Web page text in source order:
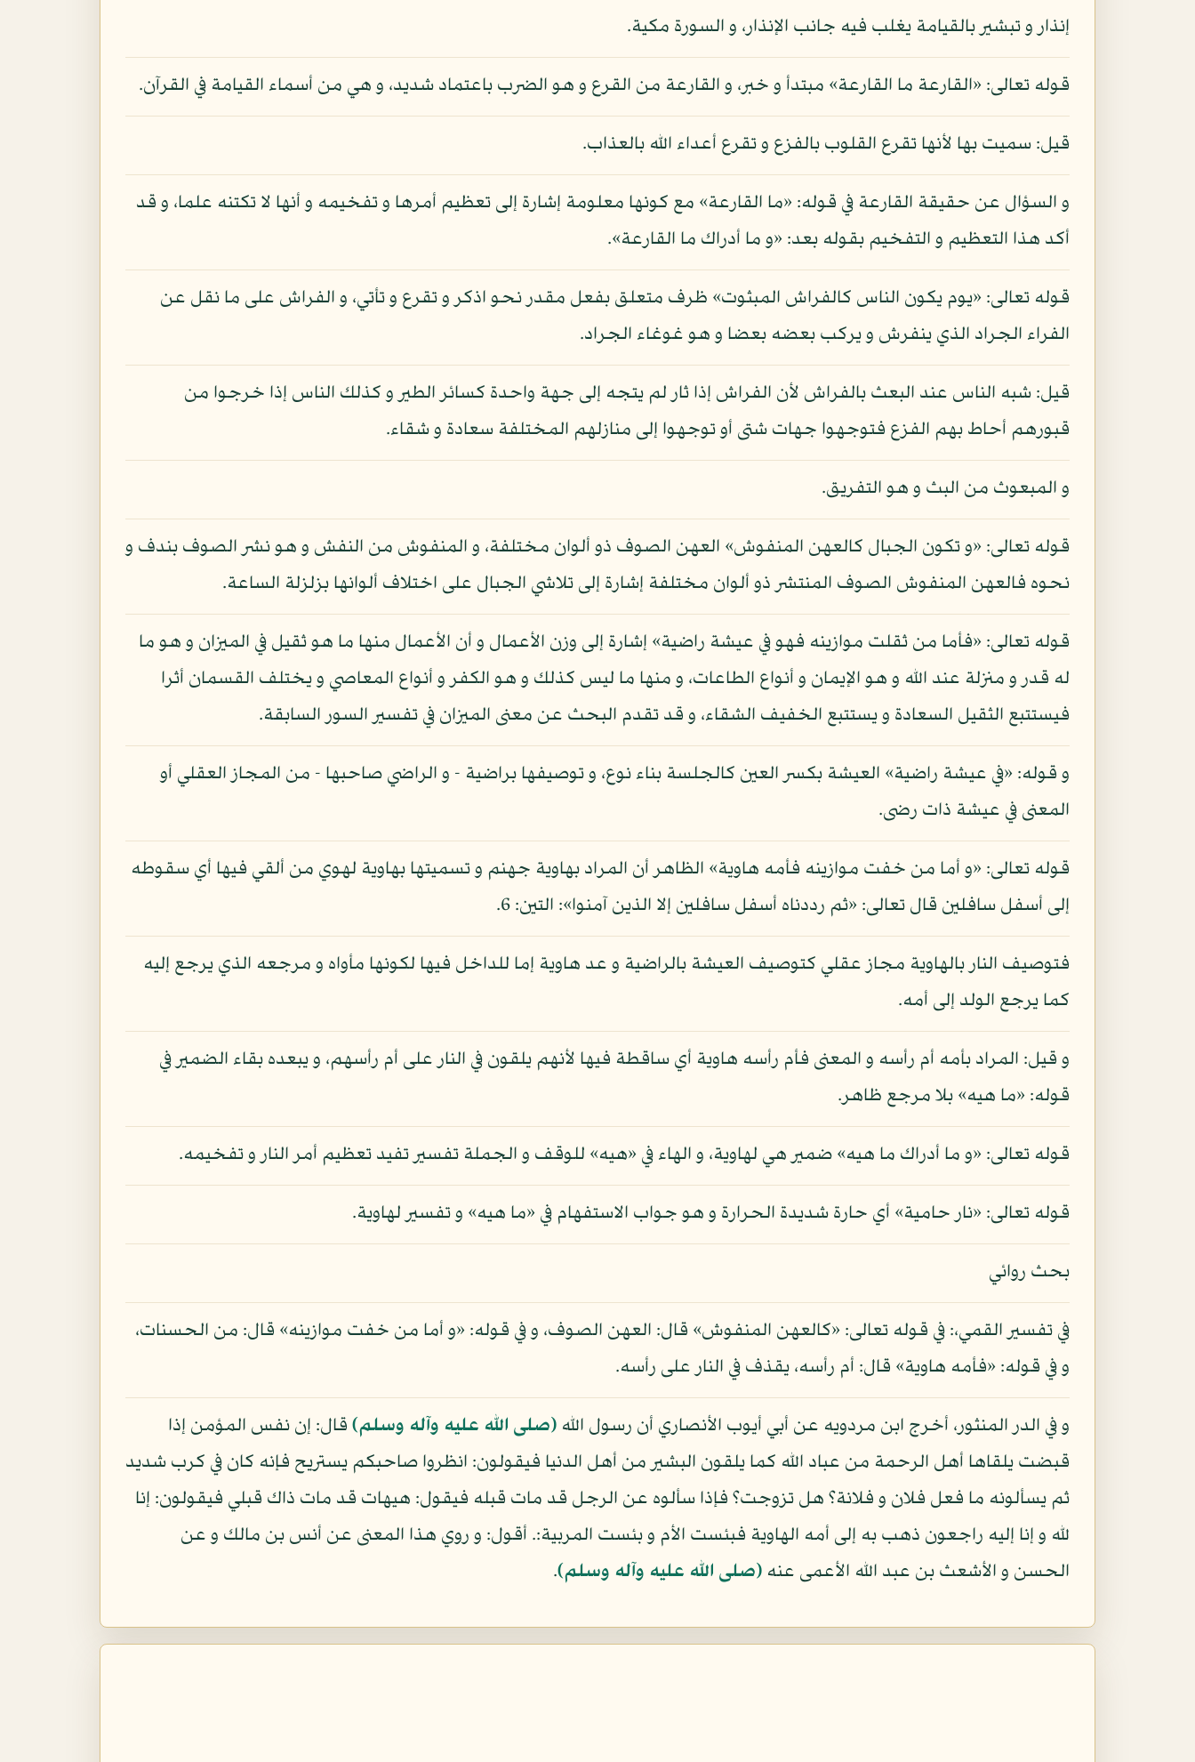
إنذار و تبشير بالقيامة يغلب فيه جانب الإنذار، و السورة مكية.
قوله تعالى: «القارعة ما القارعة» مبتدأ و خبر، و القارعة من القرع و هو الضرب باعتماد شديد، و هي من أسماء القيامة في القرآن.
قيل: سميت بها لأنها تقرع القلوب بالفزع و تقرع أعداء الله بالعذاب.
و السؤال عن حقيقة القارعة في قوله: «ما القارعة» مع كونها معلومة إشارة إلى تعظيم أمرها و تفخيمه و أنها لا تكتنه علما، و قد
أكد هذا التعظيم و التفخيم بقوله بعد: «و ما أدراك ما القارعة».
قوله تعالى: «يوم يكون الناس كالفراش المبثوت» ظرف متعلق بفعل مقدر نحو اذكر و تقرع و تأتي، و الفراش على ما نقل عن
الفراء الجراد الذي ينفرش و يركب بعضه بعضا و هو غوغاء الجراد.
قيل: شبه الناس عند البعث بالفراش لأن الفراش إذا ثار لم يتجه إلى جهة واحدة كسائر الطير و كذلك الناس إذا خرجوا من
قبورهم أحاط بهم الفزع فتوجهوا جهات شتى أو توجهوا إلى منازلهم المختلفة سعادة و شقاء.
و المبعوث من البث و هو التفريق.
قوله تعالى: «و تكون الجبال كالعهن المنفوش» العهن الصوف ذو ألوان مختلفة، و المنفوش من النفش و هو نشر الصوف بندف و
نحوه فالعهن المنفوش الصوف المنتشر ذو ألوان مختلفة إشارة إلى تلاشي الجبال على اختلاف ألوانها بزلزلة الساعة.
قوله تعالى: «فأما من ثقلت موازينه فهو في عيشة راضية» إشارة إلى وزن الأعمال و أن الأعمال منها ما هو ثقيل في الميزان و هو ما
له قدر و منزلة عند الله و هو الإيمان و أنواع الطاعات، و منها ما ليس كذلك و هو الكفر و أنواع المعاصي و يختلف القسمان أثرا
فيستتبع الثقيل السعادة و يستتبع الخفيف الشقاء، و قد تقدم البحث عن معنى الميزان في تفسير السور السابقة.
و قوله: «في عيشة راضية» العيشة بكسر العين كالجلسة بناء نوع، و توصيفها براضية - و الراضي صاحبها - من المجاز العقلي أو
المعنى في عيشة ذات رضى.
قوله تعالى: «و أما من خفت موازينه فأمه هاوية» الظاهر أن المراد بهاوية جهنم و تسميتها بهاوية لهوي من ألقي فيها أي سقوطه
إلى أسفل سافلين قال تعالى: «ثم رددناه أسفل سافلين إلا الذين آمنوا»: التين: 6.
فتوصيف النار بالهاوية مجاز عقلي كتوصيف العيشة بالراضية و عد هاوية إما للداخل فيها لكونها مأواه و مرجعه الذي يرجع إليه
كما يرجع الولد إلى أمه.
و قيل: المراد بأمه أم رأسه و المعنى فأم رأسه هاوية أي ساقطة فيها لأنهم يلقون في النار على أم رأسهم، و يبعده بقاء الضمير في
قوله: «ما هيه» بلا مرجع ظاهر.
قوله تعالى: «و ما أدراك ما هيه» ضمير هي لهاوية، و الهاء في «هيه» للوقف و الجملة تفسير تفيد تعظيم أمر النار و تفخيمه.
قوله تعالى: «نار حامية» أي حارة شديدة الحرارة و هو جواب الاستفهام في «ما هيه» و تفسير لهاوية.
بحث روائي
في تفسير القمي،: في قوله تعالى: «كالعهن المنفوش» قال: العهن الصوف، و في قوله: «و أما من خفت موازينه» قال: من الحسنات،
و في قوله: «فأمه هاوية» قال: أم رأسه، يقذف في النار على رأسه.
و في الدر المنثور، أخرج ابن مردويه عن أبي أيوب الأنصاري أن رسول الله (صلى الله عليه وآله وسلم) قال: إن نفس المؤمن إذا
قبضت يلقاها أهل الرحمة من عباد الله كما يلقون البشير من أهل الدنيا فيقولون: انظروا صاحبكم يستريح فإنه كان في كرب شديد
ثم يسألونه ما فعل فلان و فلانة؟ هل تزوجت؟ فإذا سألوه عن الرجل قد مات قبله فيقول: هيهات قد مات ذاك قبلي فيقولون: إنا
لله و إنا إليه راجعون ذهب به إلى أمه الهاوية فبئست الأم و بئست المربية:. أقول: و روي هذا المعنى عن أنس بن مالك و عن
الحسن و الأشعث بن عبد الله الأعمى عنه (صلى الله عليه وآله وسلم).